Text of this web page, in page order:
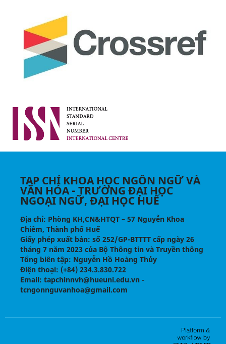
TẠP CHÍ KHOA HỌC NGÔN NGỮ VÀ
VĂN HÓA - TRƯỜNG ĐẠI HỌC
NGOẠI NGỮ, ĐẠI HỌC HUẾ
Địa chỉ: Phòng KH,CN&HTQT – 57 Nguyễn Khoa
Chiêm, Thành phố Huế
Giấy phép xuất bản: số 252/GP-BTTTT cấp ngày 26
tháng 7 năm 2023 của Bộ Thông tin và Truyền thông
Tổng biên tập: Nguyễn Hồ Hoàng Thủy
Điện thoại: (+84) 234.3.830.722
Email: tapchinnvh@hueuni.edu.vn -
tcngonnguvanhoa@gmail.com